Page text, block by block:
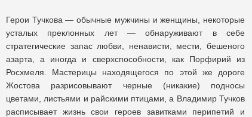
Герои Тучкова — обычные мужчины и женщины, некоторые
усталых преклонных лет — обнаруживают в себе
стратегические запас любви, ненависти, мести, бешеного
азарта, а иногда и сверхспособности, как Порфирий из
Росхмеля. Мастерицы находящегося по этой же дороге
Жостова разрисовывают черные (никакие) подносы
цветами, листьями и райскими птицами, а Владимир Тучков
расписывает жизнь свои героев завитками перипетий и